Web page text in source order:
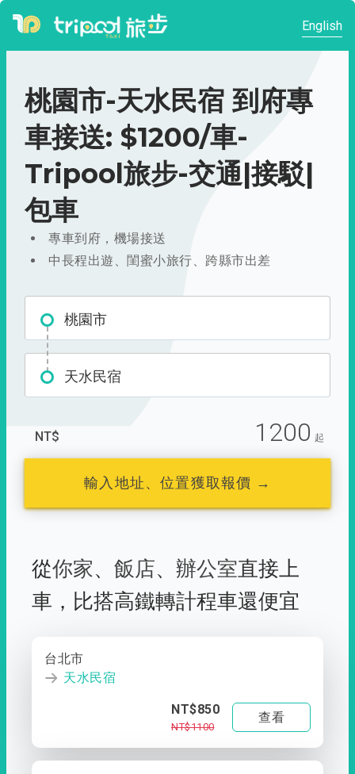
English
桃園市-天水民宿 到府專
車接送: $1200/車-
Tripool旅步-交通|接駁|
包車
專車到府，機場接送
中長程出遊、閨蜜小旅行、跨縣市出差
桃園市
天水民宿
NT$ 1200 起
輸入地址、位置獲取報價 →
從你家、 飯店、 辦公室直接上
車， 比搭高鐵轉計程車還便宜
台北市
天水民宿
NT$850
NT$1100
查看